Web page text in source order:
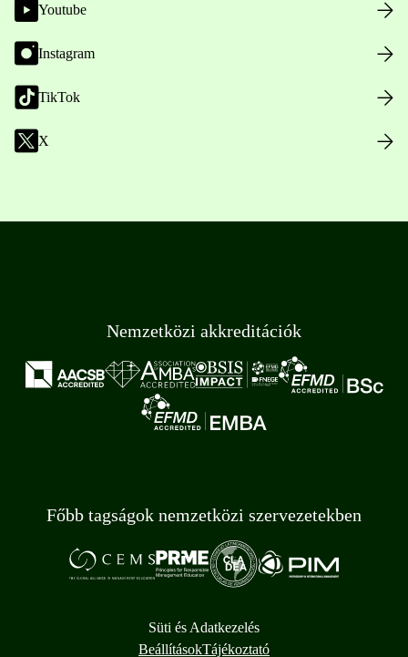
Youtube
Instagram
TikTok
X
Nemzetközi akkreditációk
Főbb tagságok nemzetközi szervezetekben
Süti és Adatkezelés
BeállításokTájékoztató